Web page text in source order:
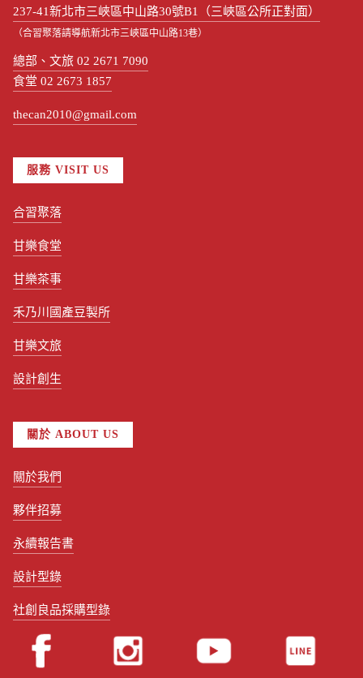
237-41新北市三峽區中山路30號B1（三峽區公所正對面）
（合習聚落請導航新北市三峽區中山路13巷）
總部、文旅 02 2671 7090
食堂 02 2673 1857
thecan2010@gmail.com
服務 VISIT US
合習聚落
甘樂食堂
甘樂茶事
禾乃川國產豆製所
甘樂文旅
設計創生
關於 ABOUT US
關於我們
夥伴招募
永續報告書
設計型錄
社創良品採購型錄